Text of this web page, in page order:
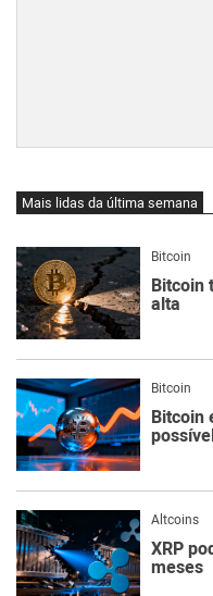
Mais lidas da última semana
Bitcoin
Bitcoin
alta
Bitcoin
Bitcoin
Altcoins
XRP
meses